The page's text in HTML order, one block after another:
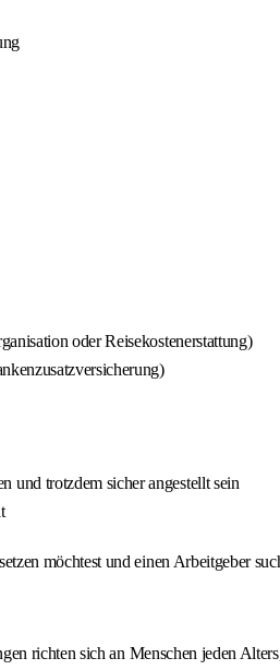
oder Reisekostenerstattung)
und trotzdem sicher angestellt sein
möchtest und einen Arbeitgeber
richten sich an Menschen jeden